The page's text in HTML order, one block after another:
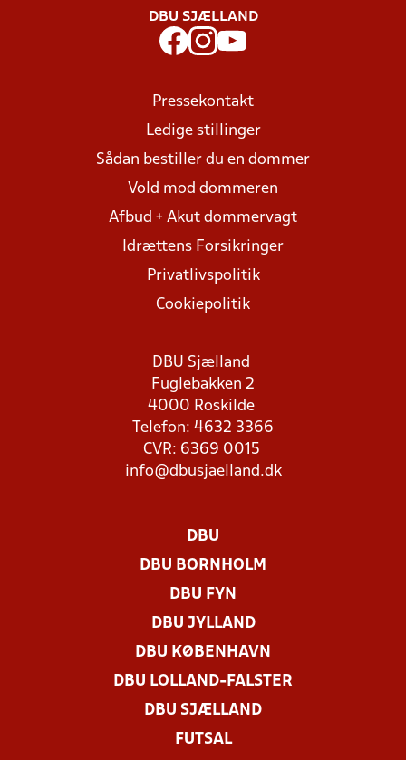
DBU SJÆLLAND
Pressekontakt
Ledige stillinger
Sådan bestiller du en dommer
Vold mod dommeren
Afbud + Akut dommervagt
Idrættens Forsikringer
Privatlivspolitik
Cookiepolitik
DBU Sjælland
Fuglebakken 2
4000 Roskilde
Telefon: 4632 3366
CVR: 6369 0015
info@dbusjaelland.dk
DBU
DBU BORNHOLM
DBU FYN
DBU JYLLAND
DBU KØBENHAVN
DBU LOLLAND-FALSTER
DBU SJÆLLAND
FUTSAL